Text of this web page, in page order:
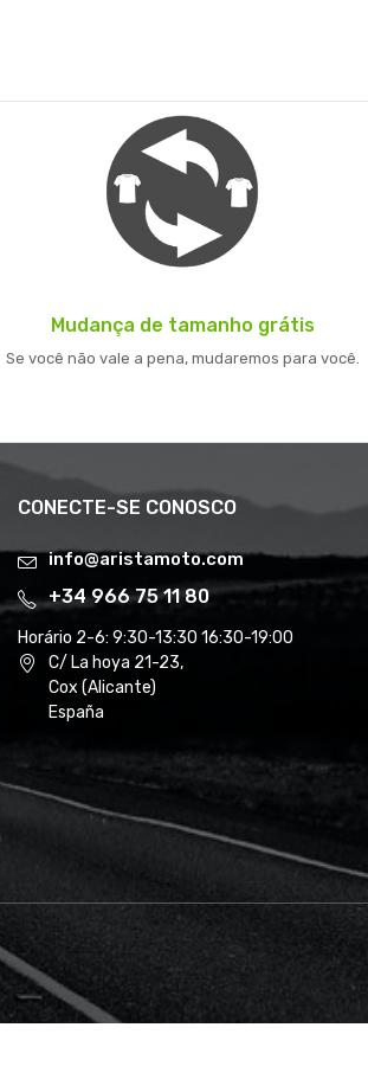
Mudança de tamanho grátis
Se você não vale a pena, mudaremos para você.
CONECTE-SE CONOSCO
info@aristamoto.com
+34 966 75 11 80
Horário 2-6: 9:30-13:30 16:30-19:00
C/ La hoya 21-23,
Cox (Alicante)
España